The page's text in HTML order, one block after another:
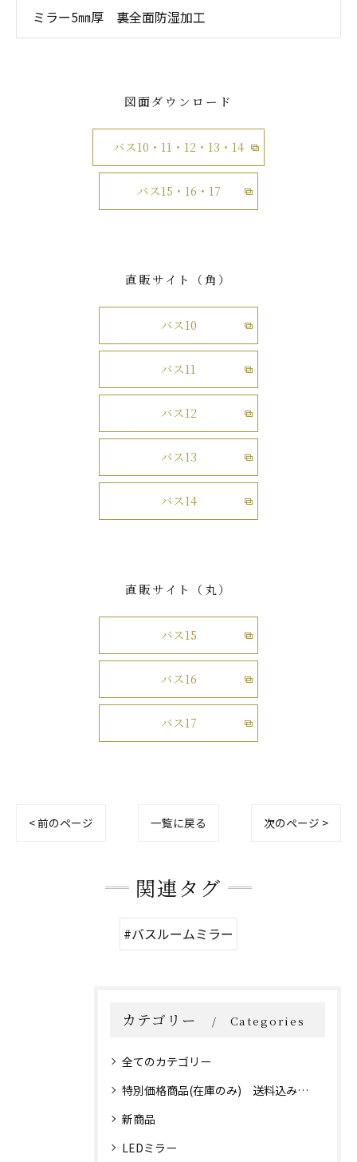
ミラー5㎜厚 裏全面防湿加工
図面ダウンロード
バス10・11・12・13・14
バス15・16・17
直販サイト（角）
バス10
バス11
バス12
バス13
バス14
直販サイト（丸）
バス15
バス16
バス17
< 前のページ 一覧に戻る 次のページ >
関連タグ
#バスルームミラー
カテゴリー Categories
全てのカテゴリー
特別価格商品(在庫のみ) 送料込み価格！
新商品
LEDミラー